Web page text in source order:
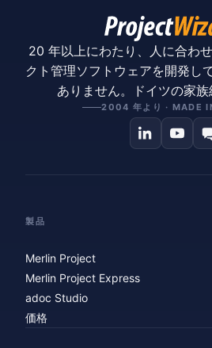
20 年以上にわたり、人に合わ
クト管理ソフトウェアを開発し
ありません。ドイツの家族
2004 年より · MADE
製品
Merlin Project
Merlin Project Express
adoc Studio
価格